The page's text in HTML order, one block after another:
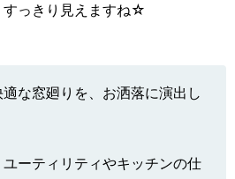
すっきり見えますね☆
な窓廻りを、お洒落に演出し
ーティリティやキッチンの仕